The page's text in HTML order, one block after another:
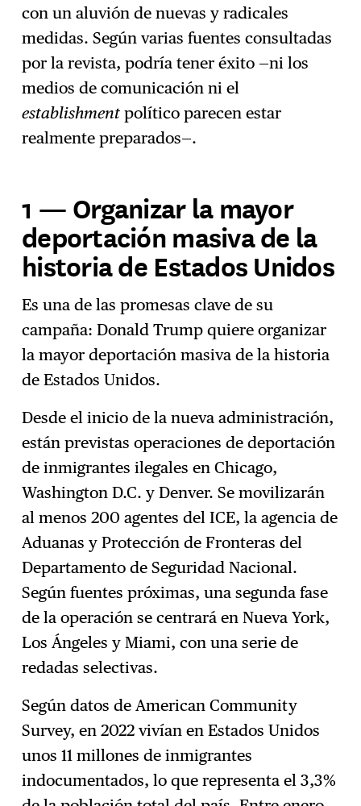
con un aluvión de nuevas y radicales
medidas. Según varias fuentes consultadas
por la revista, podría tener éxito —ni los
medios de comunicación ni el
establishment político parecen estar
realmente preparados—.
1 — Organizar la mayor
deportación masiva de la
historia de Estados Unidos
Es una de las promesas clave de su
campaña: Donald Trump quiere organizar
la mayor deportación masiva de la historia
de Estados Unidos.
Desde el inicio de la nueva administración,
están previstas operaciones de deportación
de inmigrantes ilegales en Chicago,
Washington D.C. y Denver. Se movilizarán
al menos 200 agentes del ICE, la agencia de
Aduanas y Protección de Fronteras del
Departamento de Seguridad Nacional.
Según fuentes próximas, una segunda fase
de la operación se centrará en Nueva York,
Los Ángeles y Miami, con una serie de
redadas selectivas.
Según datos de American Community
Survey, en 2022 vivían en Estados Unidos
unos 11 millones de inmigrantes
indocumentados, lo que representa el 3,3%